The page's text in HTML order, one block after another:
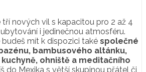
nových vil s kapacitou pro 2 až 4
i jedinečnou atmosféru.
mít k dispozici také společné
bambusového altánku,
ohniště a meditačního
do Mexika s větší skupinou přátel či